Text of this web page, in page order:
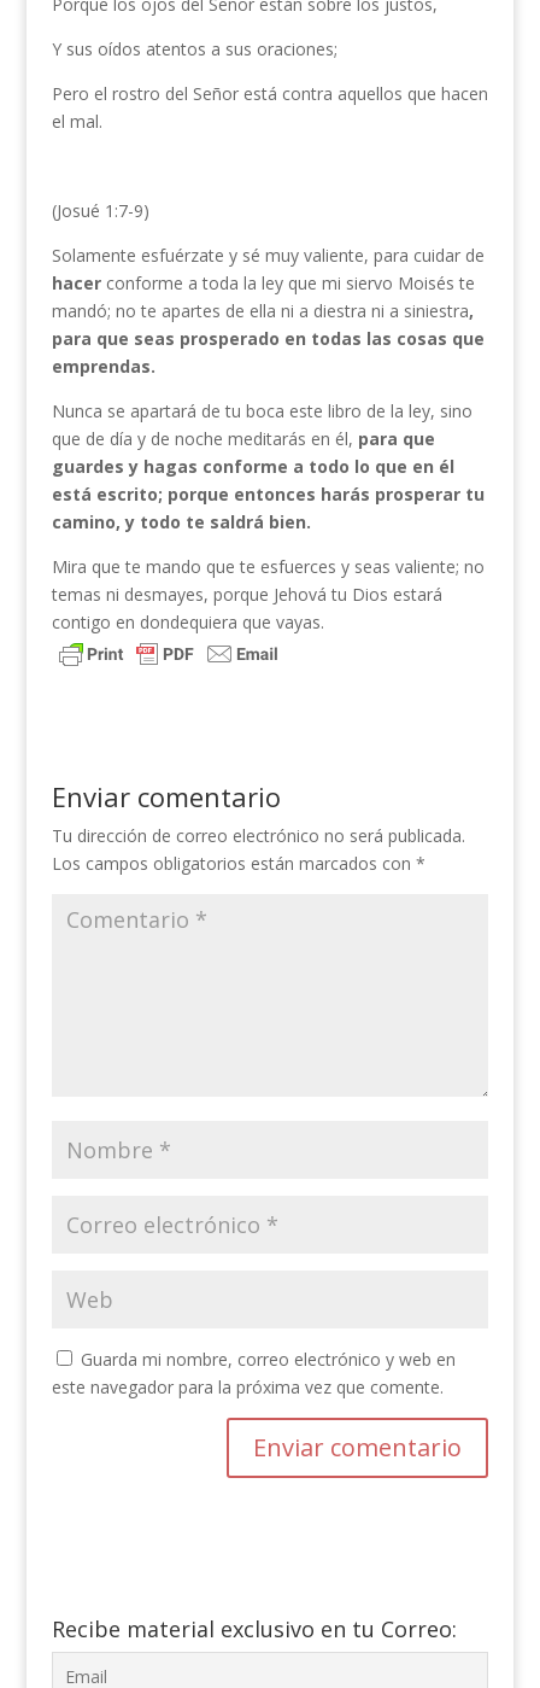
Y sus oídos atentos a sus oraciones;
Pero el rostro del Señor está contra aquellos que hacen
el mal.
(Josué 1:7-9)
Solamente esfuérzate y sé muy valiente, para cuidar de
hacerconforme a toda la ley que mi siervo Moisés te
mandó; no te apartes de ella ni a diestra ni a siniestra,
para que seas prosperado en todas las cosas que
emprendas.
Nunca se apartará de tu boca este libro de la ley, sino
que de día y de noche meditarás en él, para que
guardes y hagas conforme a todo lo que en él
está escrito; porque entonces harás prosperar tu
camino, y todo te saldrá bien.
Mira que te mando que te esfuerces y seas valiente; no
temas ni desmayes, porque Jehová tu Dios estará
contigo en dondequiera que vayas.
Enviar comentario
Tu dirección de correo electrónico no será publicada.
Los campos obligatorios están marcados con *
Guarda mi nombre, correo electrónico y web en
este navegador para la próxima vez que comente.
Recibe material exclusivo en tu Correo: